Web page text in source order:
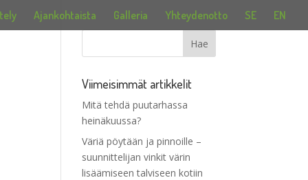
Ajankohtaista Galleria Yhteydenotto SE EN
Viimeisimmät artikkelit
Mitä tehdä puutarhassa
heinäkuussa?
Väriä pöytään ja pinnoille –
suunnittelijan vinkit värin
lisäämiseen talviseen kotiin